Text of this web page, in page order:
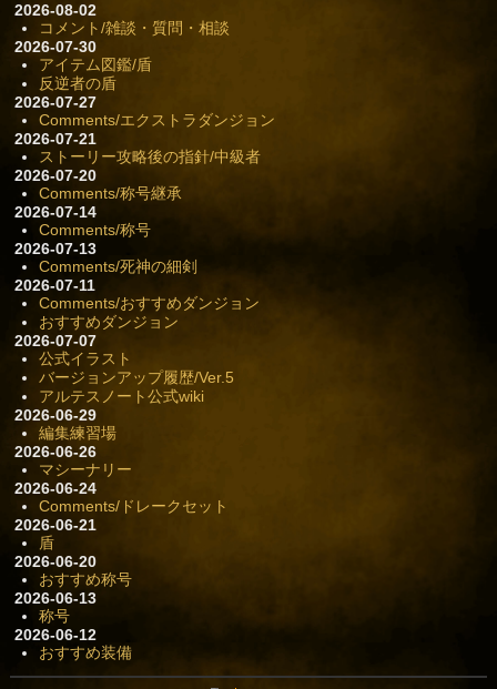
2026-08-02
コメント/雑談・質問・相談
2026-07-30
アイテム図鑑/盾
反逆者の盾
2026-07-27
Comments/エクストラダンジョン
2026-07-21
ストーリー攻略後の指針/中級者
2026-07-20
Comments/称号継承
2026-07-14
Comments/称号
2026-07-13
Comments/死神の細剣
2026-07-11
Comments/おすすめダンジョン
おすすめダンジョン
2026-07-07
公式イラスト
バージョンアップ履歴/Ver.5
アルテスノート公式wiki
2026-06-29
編集練習場
2026-06-26
マシーナリー
2026-06-24
Comments/ドレークセット
2026-06-21
盾
2026-06-20
おすすめ称号
2026-06-13
称号
2026-06-12
おすすめ装備